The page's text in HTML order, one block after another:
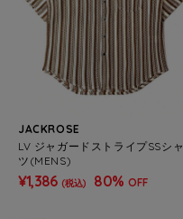
JACKROSE
LV ジャガードストライプSSシャ
ツ(MENS)
¥1,386 (税込) 80% OFF